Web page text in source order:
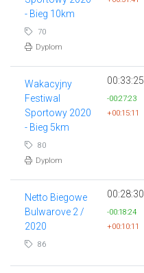
- Bieg 10km
70
Dyplom
Wakacyjny
Festiwal
Sportowy 2020
- Bieg 5km
80
Dyplom
00:33:25
-00:27:23
+00:15:11
Netto Biegowe
Bulwarove 2 /
2020
86
00:28:30
-00:18:24
+00:10:11